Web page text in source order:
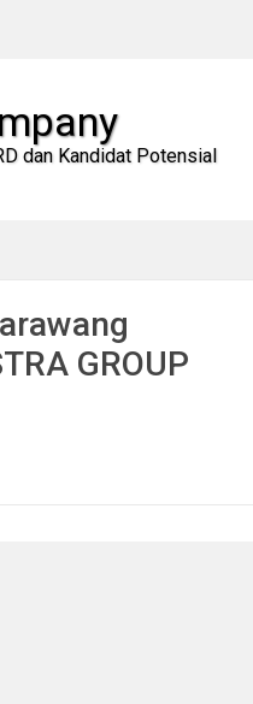
dan Kandidat Potensial
GROUP